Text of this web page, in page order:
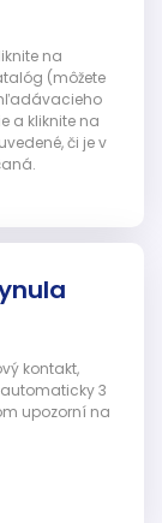
na
(môžete
a kliknite na
či je v
kontakt,
3
upozorní na